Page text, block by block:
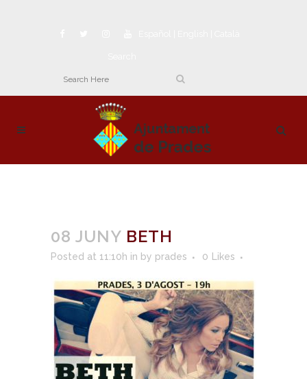
08 JUNY BETH
Posted at 11:10h in by prades 0 Likes